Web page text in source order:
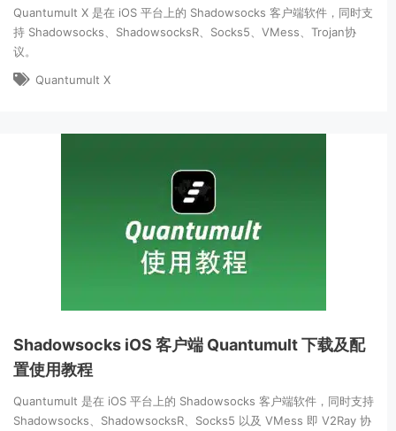
Quantumult X 是在 iOS 平台上的 Shadowsocks 客户端软件，同时支
持 Shadowsocks、ShadowsocksR、Socks5、VMess、Trojan协
议。
Quantumult X
Shadowsocks iOS 客户端 Quantumult 下载及配
置使用教程
Quantumult 是在 iOS 平台上的 Shadowsocks 客户端软件，同时支持
Shadowsocks、ShadowsocksR、Socks5 以及 VMess 即 V2Ray 协